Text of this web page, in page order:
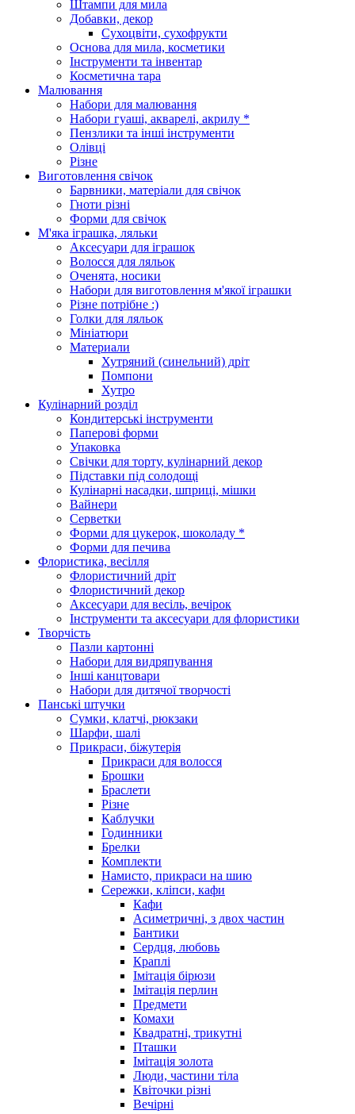
Штампи для мила
Добавки, декор
Сухоцвіти, сухофрукти
Основа для мила, косметики
Інструменти та інвентар
Косметична тара
Малювання
Набори для малювання
Набори гуаші, акварелі, акрилу *
Пензлики та інші інструменти
Олівці
Різне
Виготовлення свічок
Барвники, матеріали для свічок
Гноти різні
Форми для свічок
М'яка іграшка, ляльки
Аксесуари для іграшок
Волосся для ляльок
Оченята, носики
Набори для виготовлення м'якої іграшки
Різне потрібне :)
Голки для ляльок
Мініатюри
Материали
Хутряний (синельний) дріт
Помпони
Хутро
Кулінарний розділ
Кондитерські інструменти
Паперові форми
Упаковка
Свічки для торту, кулінарний декор
Підставки під солодощі
Кулінарні насадки, шприці, мішки
Вайнери
Серветки
Форми для цукерок, шоколаду *
Форми для печива
Флористика, весілля
Флористичний дріт
Флористичний декор
Аксесуари для весіль, вечірок
Інструменти та аксесуари для флористики
Творчість
Пазли картонні
Набори для видряпування
Інші канцтовари
Набори для дитячої творчості
Панські штучки
Сумки, клатчі, рюкзаки
Шарфи, шалі
Прикраси, біжутерія
Прикраси для волосся
Брошки
Браслети
Різне
Каблучки
Годинники
Брелки
Комплекти
Намисто, прикраси на шию
Сережки, кліпси, кафи
Кафи
Асиметричні, з двох частин
Бантики
Сердця, любовь
Краплі
Імітація бірюзи
Імітація перлин
Предмети
Комахи
Квадратні, трикутні
Пташки
Імітація золота
Люди, частини тіла
Квіточки різні
Вечірні